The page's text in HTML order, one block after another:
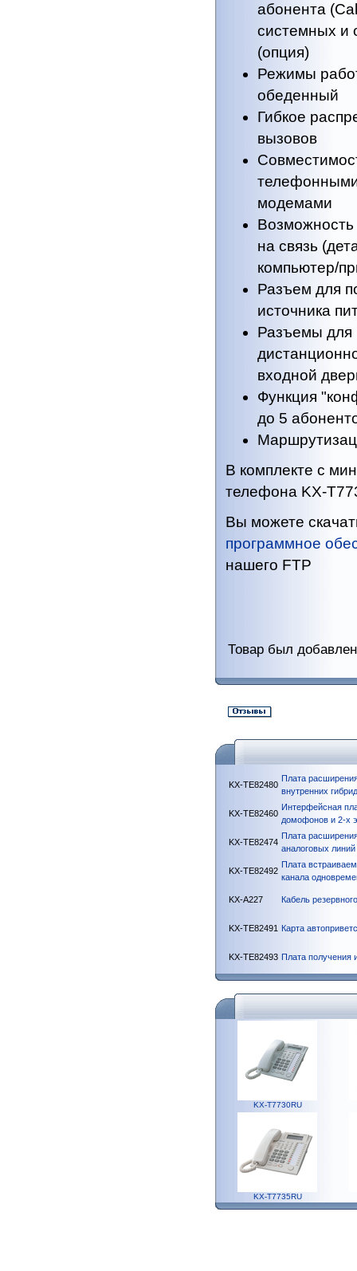
абонента
системных и
(опция)
Режимы
обеденный
Гибкое
вызовов
модемами
Возможность
на связь
компьютер/
Разъем для
источника
Разъемы для
входной
Функция
до 5
В комплекте с
телефона KX-
Вы можете
программное
нашего FTP
Товар был
KX-TE82480
Плата
внутренних
KX-TE82460
Интерфейсная
домофонов и 2-х
KX-TE82474
Плата
аналоговых линий
KX-TE82492
Плата
канала
KX-A227 Кабель
KX-TE82491 Карта
KX-TE82493 Плата получения
KX-T7730RU
KX-T7735RU